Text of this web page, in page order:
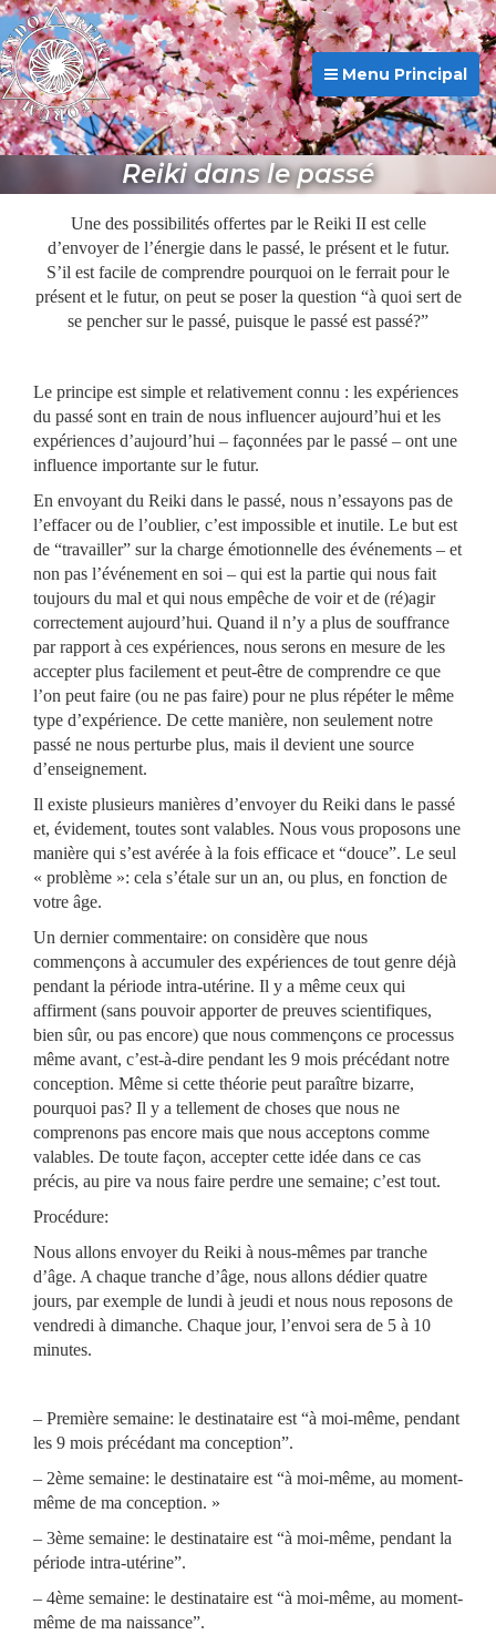
Menu Principal
Reiki dans le passé
Une des possibilités offertes par le Reiki II est celle
d’envoyer de l’énergie dans le passé, le présent et le futur.
S’il est facile de comprendre pourquoi on le ferrait pour le
présent et le futur, on peut se poser la question “à quoi sert de
se pencher sur le passé, puisque le passé est passé?”
Le principe est simple et relativement connu : les expériences
du passé sont en train de nous influencer aujourd’hui et les
expériences d’aujourd’hui – façonnées par le passé – ont une
influence importante sur le futur.
En envoyant du Reiki dans le passé, nous n’essayons pas de
l’effacer ou de l’oublier, c’est impossible et inutile. Le but est
de “travailler” sur la charge émotionnelle des événements – et
non pas l’événement en soi – qui est la partie qui nous fait
toujours du mal et qui nous empêche de voir et de (ré)agir
correctement aujourd’hui. Quand il n’y a plus de souffrance
par rapport à ces expériences, nous serons en mesure de les
accepter plus facilement et peut-être de comprendre ce que
l’on peut faire (ou ne pas faire) pour ne plus répéter le même
type d’expérience. De cette manière, non seulement notre
passé ne nous perturbe plus, mais il devient une source
d’enseignement.
Il existe plusieurs manières d’envoyer du Reiki dans le passé
et, évidement, toutes sont valables. Nous vous proposons une
manière qui s’est avérée à la fois efficace et “douce”. Le seul
« problème »: cela s’étale sur un an, ou plus, en fonction de
votre âge.
Un dernier commentaire: on considère que nous
commençons à accumuler des expériences de tout genre déjà
pendant la période intra-utérine. Il y a même ceux qui
affirment (sans pouvoir apporter de preuves scientifiques,
bien sûr, ou pas encore) que nous commençons ce processus
même avant, c’est-à-dire pendant les 9 mois précédant notre
conception. Même si cette théorie peut paraître bizarre,
pourquoi pas? Il y a tellement de choses que nous ne
comprenons pas encore mais que nous acceptons comme
valables. De toute façon, accepter cette idée dans ce cas
précis, au pire va nous faire perdre une semaine; c’est tout.
Procédure:
Nous allons envoyer du Reiki à nous-mêmes par tranche
d’âge. A chaque tranche d’âge, nous allons dédier quatre
jours, par exemple de lundi à jeudi et nous nous reposons de
vendredi à dimanche. Chaque jour, l’envoi sera de 5 à 10
minutes.
– Première semaine: le destinataire est “à moi-même, pendant
les 9 mois précédant ma conception”.
– 2ème semaine: le destinataire est “à moi-même, au moment-
même de ma conception. »
– 3ème semaine: le destinataire est “à moi-même, pendant la
période intra-utérine”.
– 4ème semaine: le destinataire est “à moi-même, au moment-
même de ma naissance”.